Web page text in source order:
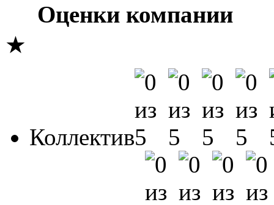
Оценки компании
★
Коллектив